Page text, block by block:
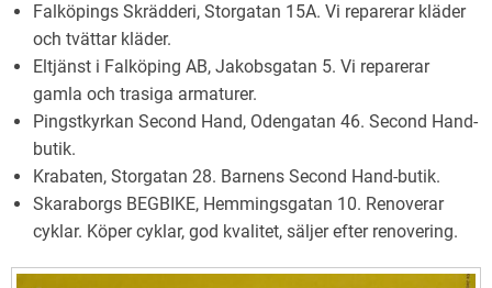
Falköpings Skrädderi, Storgatan 15A. Vi reparerar kläder
och tvättar kläder.
Eltjänst i Falköping AB, Jakobsgatan 5. Vi reparerar
gamla och trasiga armaturer.
Pingstkyrkan Second Hand, Odengatan 46. Second Hand-
butik.
Krabaten, Storgatan 28. Barnens Second Hand-butik.
Skaraborgs BEGBIKE, Hemmingsgatan 10. Renoverar
cyklar. Köper cyklar, god kvalitet, säljer efter renovering.